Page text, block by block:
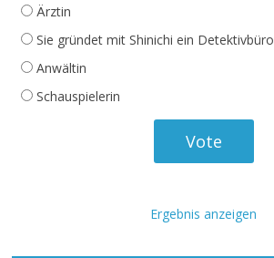
Ärztin
Sie gründet mit Shinichi ein Detektivbüro
Anwältin
Schauspielerin
Ergebnis anzeigen